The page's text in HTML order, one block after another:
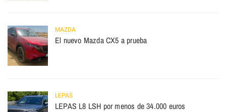
MAZDA
El nuevo Mazda CX5 a prueba
LEPAS
LEPAS L8 LSH por menos de 34.000 euros